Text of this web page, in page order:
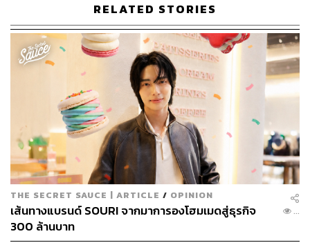
เทิร์น กรุ๊ป โฮลดิ้งส์ จำกัด (มหาชน)
ดร.ณภัทร จาตุศรีพิทักษ์: ผู้ก่อตั้ง Vialink และ
กรรมการบริหาร สถาบันอนาคตไทยศึกษา
มัณฑิตา จินดา: ผู้ก่อตั้งและกรรมการผู้จัดการ บริษัท
ดิจิทัล ทิปส์ จำกัด
สุรเดช ทวีแสงสกุลไทย: ประธาน และผู้ร่วมก่อตั้ง
บริษัท ขอนแก่นพัฒนาเมือง (เคเคทีที) จำกัด
บดินทร์ เสรีโยธิน: ผู้อำนวยการสายการตลาด บริษัท
ขอนแก่นแหอวน จำกัด
ณิชกานต์ พัฒนพีระเดช
: กรรมการบริหารฝ่ายพัฒนา
ธุรกิจ บริษัท แฟรี่วราสิริ จำกัด
และเตรียมพบสปีกเกอร์อีกมากมาย เร็วๆ นี้
RELATED STORIES
THE SECRET SAUCE | ARTICLE / OPINION
เส้นทางแบรนด์ SOURI จากมาการองโฮมเมดสู่ธุรกิจ
300 ล้านบาท
...